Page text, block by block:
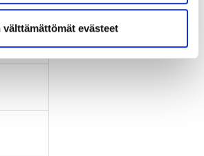
välttämättömät evästeet